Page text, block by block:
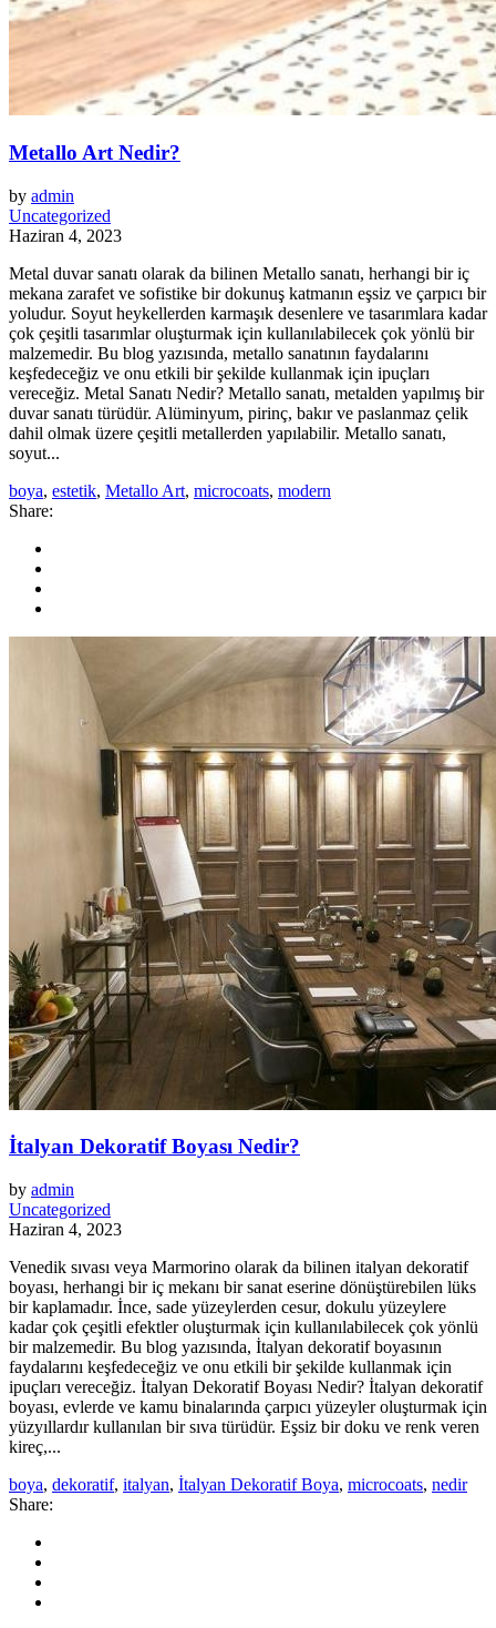
Metallo Art Nedir?
by admin
Uncategorized
Haziran 4, 2023
Metal duvar sanatı olarak da bilinen Metallo sanatı, herhangi bir iç
mekana zarafet ve sofistike bir dokunuş katmanın eşsiz ve çarpıcı bir
yoludur. Soyut heykellerden karmaşık desenlere ve tasarımlara kadar
çok çeşitli tasarımlar oluşturmak için kullanılabilecek çok yönlü bir
malzemedir. Bu blog yazısında, metallo sanatının faydalarını
keşfedeceğiz ve onu etkili bir şekilde kullanmak için ipuçları
vereceğiz. Metal Sanatı Nedir? Metallo sanatı, metalden yapılmış bir
duvar sanatı türüdür. Alüminyum, pirinç, bakır ve paslanmaz çelik
dahil olmak üzere çeşitli metallerden yapılabilir. Metallo sanatı,
soyut...
boya, estetik, Metallo Art, microcoats, modern
Share:
İtalyan Dekoratif Boyası Nedir?
by admin
Uncategorized
Haziran 4, 2023
Venedik sıvası veya Marmorino olarak da bilinen italyan dekoratif
boyası, herhangi bir iç mekanı bir sanat eserine dönüştürebilen lüks
bir kaplamadır. İnce, sade yüzeylerden cesur, dokulu yüzeylere
kadar çok çeşitli efektler oluşturmak için kullanılabilecek çok yönlü
bir malzemedir. Bu blog yazısında, İtalyan dekoratif boyasının
faydalarını keşfedeceğiz ve onu etkili bir şekilde kullanmak için
ipuçları vereceğiz. İtalyan Dekoratif Boyası Nedir? İtalyan dekoratif
boyası, evlerde ve kamu binalarında çarpıcı yüzeyler oluşturmak için
yüzyıllardır kullanılan bir sıva türüdür. Eşsiz bir doku ve renk veren
kireç,...
boya, dekoratif, italyan, İtalyan Dekoratif Boya, microcoats, nedir
Share: